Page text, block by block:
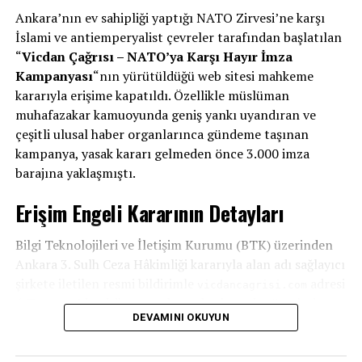
Ankara’nın ev sahipliği yaptığı NATO Zirvesi’ne karşı
İslami ve antiemperyalist çevreler tarafından başlatılan
“Vicdan Çağrısı – NATO’ya Karşı Hayır İmza
Kampanyası“nın yürütüldüğü web sitesi mahkeme
kararıyla erişime kapatıldı. Özellikle müslüman
muhafazakar kamuoyunda geniş yankı uyandıran ve
çeşitli ulusal haber organlarınca gündeme taşınan
kampanya, yasak kararı gelmeden önce 3.000 imza
barajına yaklaşmıştı.
Erişim Engeli Kararının Detayları
Bilgi Teknolojileri ve İletişim Kurumu (BTK) üzerinden
Ankara 3. Sulh Ceza Hâkimliği kararıyla alan adı sağlayıcı
6 Temmuz’dan itibaren askıya alındı ve site üzerinden
yapılan yayınlar tamamen durduruldu.
DEVAMINI OKUYUN